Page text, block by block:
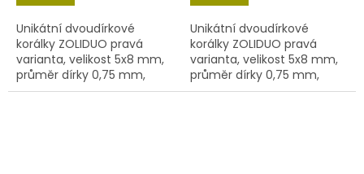
Unikátní dvoudírkové
korálky ZOLIDUO pravá
varianta, velikost 5x8 mm,
průměr dírky 0,75 mm,
obsah balení 20 ks nebo
Unikátní dvoudírkové
korálky ZOLIDUO pravá
varianta, velikost 5x8 mm,
průměr dírky 0,75 mm,
obsah balení 20 ks nebo